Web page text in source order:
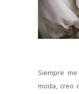
Siempre
moda, creo